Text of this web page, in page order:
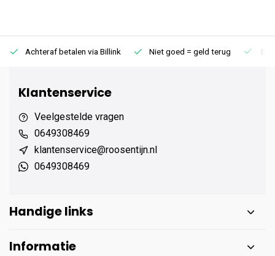
Achteraf betalen via Billink Niet goed = geld terug
Klantenservice
Veelgestelde vragen
0649308469
klantenservice@roosentijn.nl
0649308469
Handige links
Informatie